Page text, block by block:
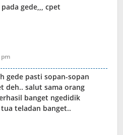
gede,,, cpet
gede pasti sopan-sopan
deh.. salut sama orang
banget ngedidik
teladan banget..